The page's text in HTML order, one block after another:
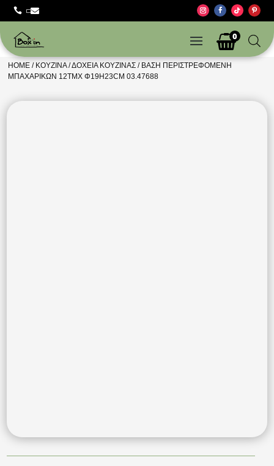
 
0
HOME / ΚΟΥΖΊΝΑ/ΔΟΧΕΊΑ ΚΟΥΖΊΝΑΣ / ΒΆΣΗ ΠΕΡΙΣΤΡΕΦΌΜΕΝΗ
ΜΠΑΧΑΡΙΚΏΝ 12ΤΜΧ Φ19Η23CM 03.47688